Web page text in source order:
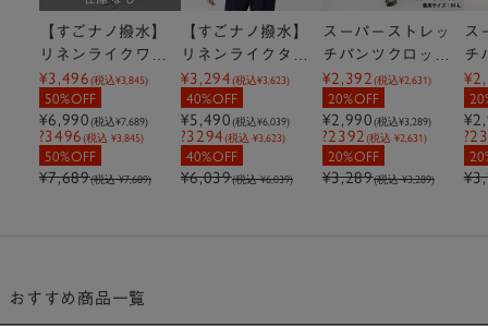
【すごナノ撥水】
リネンライクワン
ピース
¥3,496(税込¥3,845)
50%OFF
¥6,990(税込¥7,689)
?3496(税込 ¥3,845)
50%OFF
¥7,689(税込 ¥7,689)
【すごナノ撥水】
リネンライクタッ
クショルダーブラ
ウス
¥3,294(税込¥3,623)
40%OFF
¥5,490(税込¥6,039)
?3294(税込 ¥3,623)
40%OFF
¥6,039(税込 ¥6,039)
スーパーストレッ
チパンツクロップ
ド丈
¥2,392(税込¥2,631)
20%OFF
¥2,990(税込¥3,289)
?2392(税込 ¥2,631)
20%OFF
¥3,289(税込 ¥3,289)
ス
チ
ー
おすすめ商品一覧